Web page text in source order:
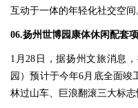
互动于一体的年轻化社交空间
06.扬州世博园康体休闲配套
1月28日，据扬州文旅消息
园）预计于今年6月底全面竣
林过山车、巨浪翻滚三大标志